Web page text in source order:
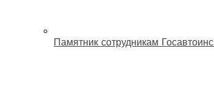
Памятник сотрудникам